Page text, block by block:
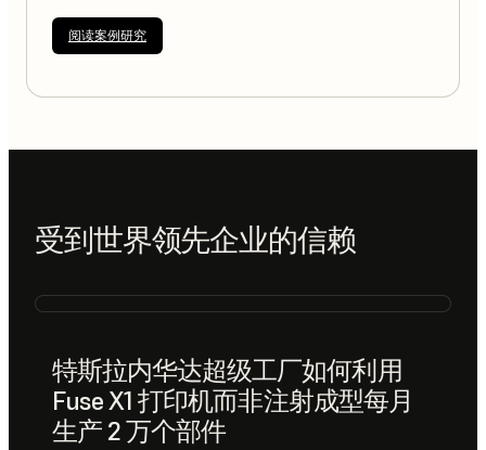
阅读案例研究
受到世界领先企业的信赖
特斯拉内华达超级工厂如何利用
Fuse X1 打印机而非注射成型每月
生产 2 万个部件